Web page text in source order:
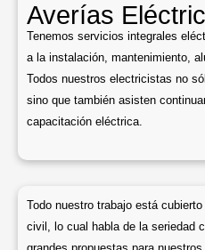
Averías
Tenemos servicios integrales
a la instalación, mantenimiento,
Todos nuestros electricistas no
sino que también asisten
capacitación eléctrica.
Todo nuestro trabajo está
civil, lo cual habla de la seriedad